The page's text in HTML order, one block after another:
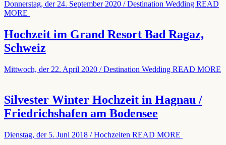
Donnerstag, der 24. September 2020 /Destination Wedding READ
MORE
Hochzeit im Grand Resort Bad Ragaz,
Schweiz
Mittwoch, der 22. April 2020 /Destination Wedding READ MORE
Silvester Winter Hochzeit in Hagnau /
Friedrichshafen am Bodensee
Dienstag, der 5. Juni 2018 /Hochzeiten READ MORE